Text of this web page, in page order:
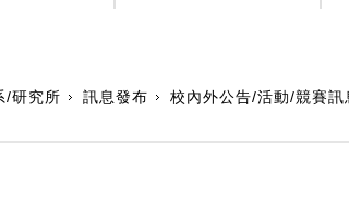
/研究所 訊息發布 校內外公告/活動/競賽訊